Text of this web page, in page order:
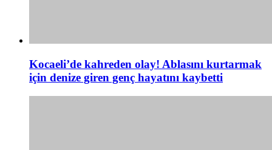
Kocaeli’de kahreden olay! Ablasını kurtarmak
için denize giren genç hayatını kaybetti